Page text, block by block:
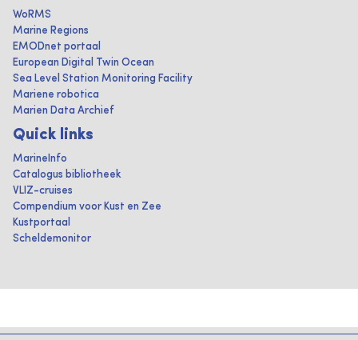
WoRMS
Marine Regions
EMODnet portaal
European Digital Twin Ocean
Sea Level Station Monitoring Facility
Mariene robotica
Marien Data Archief
Quick links
MarineInfo
Catalogus bibliotheek
VLIZ-cruises
Compendium voor Kust en Zee
Kustportaal
Scheldemonitor